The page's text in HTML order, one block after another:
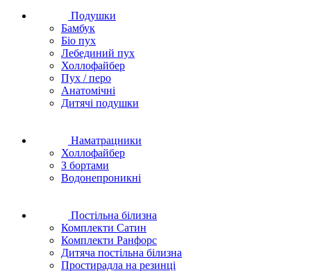
Подушки
Бамбук
Біо пух
Лебединий пух
Холлофайбер
Пух / перо
Анатомічні
Дитячі подушки
Наматрацники
Холлофайбер
З бортами
Водонепроникні
Постільна білизна
Комплекти Сатин
Комплекти Ранфорс
Дитяча постільна білизна
Простирадла на резинці